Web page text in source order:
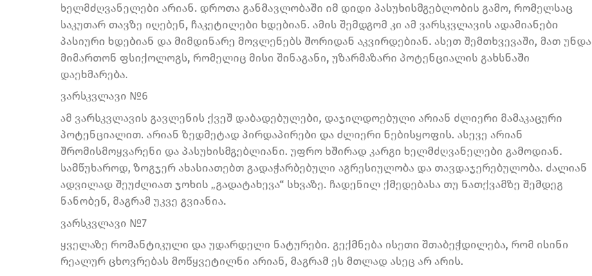
ხელმძღვანელები არიან. დროთა განმავლობაში იმ დიდი პასუხისმგებლობის გამო, რომელსაც
საკუთარ თავზე იღებენ, ჩაკეტილები ხდებიან. ამის შემდგომ კი ამ ვარსკვლავის ადამიანები
პასიური ხდებიან და მიმდინარე მოვლენებს შორიდან აკვირდებიან. ასეთ შემთხვევაში, მათ უნდა
მიმართონ ფსიქოლოგს, რომელიც მისი შინაგანი, უზარმაზარი პოტენციალის გახსნაში
დაეხმარება.
ვარსკვლავი №6
ამ ვარსკვლავის გავლენის ქვეშ დაბადებულები, დაჯილდოებული არიან ძლიერი მამაკაცური
პოტენციალით. არიან ზედმეტად პირდაპირები და ძლიერი ნებისყოფის. ასევე არიან
შრომისმოყვარენი და პასუხისმგებლიანი. უფრო ხშირად კარგი ხელმძღვანელები გამოდიან.
სამწუხაროდ, ზოგჯერ ახასიათებთ გადაჭარბებული აგრესიულობა და თავდაჯერებულობა. ძალიან
ადვილად შეუძლიათ ჯოხის „გადატახევა“ სხვაზე. ჩადენილ ქმედებასა თუ ნათქვამზე შემდეგ
ნანობენ, მაგრამ უკვე გვიანია.
ვარსკვლავი №7
ყველაზე რომანტიკული და უდარდელი ნატურები. გექმნება ისეთი შთაბეჭდილება, რომ ისინი
რეალურ ცხოვრებას მოწყვეტილნი არიან, მაგრამ ეს მთლად ასეც არ არის.